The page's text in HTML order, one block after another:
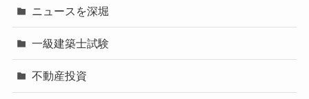
ニュースを深堀
一級建築士試験
不動産投資